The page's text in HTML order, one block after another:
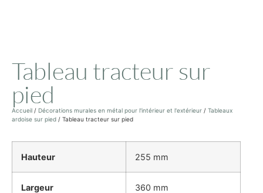
Tableau tracteur sur
pied
Accueil / Décorations murales en métal pour l'intérieur et l'extérieur / Tableaux
ardoise sur pied / Tableau tracteur sur pied
Hauteur 255 mm
Largeur 360 mm